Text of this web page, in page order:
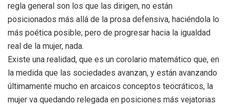
regla general son los que las dirigen, no están
posicionados más allá de la prosa defensiva, haciéndola lo
más poética posible; pero de progresar hacia la igualdad
real de la mujer, nada.
Existe una realidad, que es un corolario matemático que, en
la medida que las sociedades avanzan, y están avanzando
últimamente mucho en arcaicos conceptos teocráticos, la
mujer va quedando relegada en posiciones más vejatorias